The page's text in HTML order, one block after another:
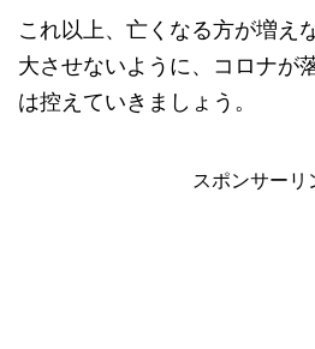
これ以上、亡くなる方が増え
大させないように、コロナが
は控えていきましょう。
スポンサーリ